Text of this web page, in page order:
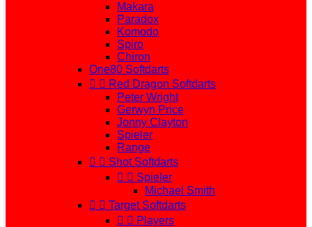
Makara
Paradox
Komodo
Spiro
Chiron
One80 Softdarts
  Red Dragon Softdarts
Peter Wright
Gerwyn Price
Jonny Clayton
Spieler
Range
  Shot Softdarts
  Spieler
Michael Smith
  Target Softdarts
  Players